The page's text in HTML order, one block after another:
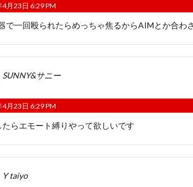
月23日 6:29 PM
で一回殴られたらめっちゃ焦るからAIMとか合わ
SUNNY&サニー
月23日 6:29 PM
たらエモート縛りやって欲しいです
Y taiyo